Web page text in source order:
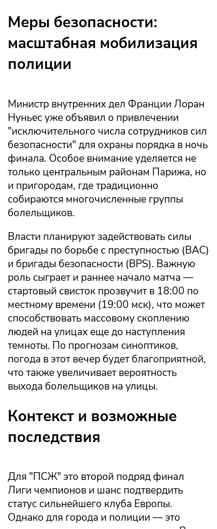
Меры безопасности:
масштабная мобилизация
полиции
Министр внутренних дел Франции Лоран
Нуньес уже объявил о привлечении
"исключительного числа сотрудников сил
безопасности" для охраны порядка в ночь
финала. Особое внимание уделяется не
только центральным районам Парижа, но
и пригородам, где традиционно
собираются многочисленные группы
болельщиков.
Власти планируют задействовать силы
бригады по борьбе с преступностью (BAC)
и бригады безопасности (BPS). Важную
роль сыграет и раннее начало матча —
стартовый свисток прозвучит в 18:00 по
местному времени (19:00 мск), что может
способствовать массовому скоплению
людей на улицах еще до наступления
темноты. По прогнозам синоптиков,
погода в этот вечер будет благоприятной,
что также увеличивает вероятность
выхода болельщиков на улицы.
Контекст и возможные
последствия
Для "ПСЖ" это второй подряд финал
Лиги чемпионов и шанс подтвердить
статус сильнейшего клуба Европы.
Однако для города и полиции — это